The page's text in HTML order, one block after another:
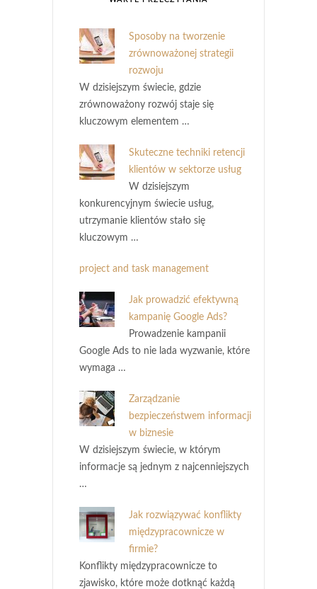
Sposoby na tworzenie
zrównoważonej strategii
rozwoju
W dzisiejszym świecie, gdzie
zrównoważony rozwój staje się
kluczowym elementem …
Skuteczne techniki retencji
klientów w sektorze usług
W dzisiejszym
konkurencyjnym świecie usług,
utrzymanie klientów stało się
kluczowym …
project and task management
Jak prowadzić efektywną
kampanię Google Ads?
Prowadzenie kampanii
Google Ads to nie lada wyzwanie, które
wymaga …
Zarządzanie
bezpieczeństwem informacji
w biznesie
W dzisiejszym świecie, w którym
informacje są jednym z najcenniejszych
…
Jak rozwiązywać konflikty
międzypracownicze w
firmie?
Konflikty międzypracownicze to
zjawisko, które może dotknąć każdą